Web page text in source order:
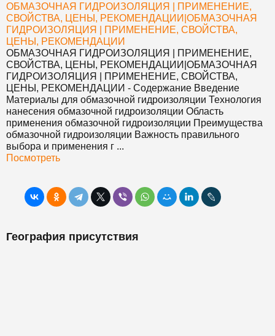
ОБМАЗОЧНАЯ ГИДРОИЗОЛЯЦИЯ | ПРИМЕНЕНИЕ,
СВОЙСТВА, ЦЕНЫ, РЕКОМЕНДАЦИИ ОБМАЗОЧНАЯ
ГИДРОИЗОЛЯЦИЯ | ПРИМЕНЕНИЕ, СВОЙСТВА,
ЦЕНЫ, РЕКОМЕНДАЦИИ
ОБМАЗОЧНАЯ ГИДРОИЗОЛЯЦИЯ | ПРИМЕНЕНИЕ,
СВОЙСТВА, ЦЕНЫ, РЕКОМЕНДАЦИИ ОБМАЗОЧНАЯ
ГИДРОИЗОЛЯЦИЯ | ПРИМЕНЕНИЕ, СВОЙСТВА,
ЦЕНЫ, РЕКОМЕНДАЦИИ - Содержание Введение
Материалы для обмазочной гидроизоляции Технология
нанесения обмазочной гидроизоляции Область
применения обмазочной гидроизоляции Преимущества
обмазочной гидроизоляции Важность правильного
выбора и применения г ...
Посмотреть
География присутствия